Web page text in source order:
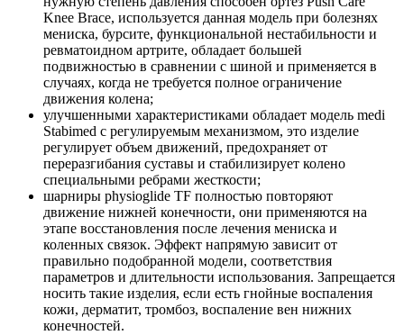
Knee Brace, используется данная модель при болезнях
мениска, бурсите, функциональной нестабильности и
ревматоидном артрите, обладает большей
подвижностью в сравнении с шиной и применяется в
случаях, когда не требуется полное ограничение
движения колена;
улучшенными характеристиками обладает модель medi
Stabimed c регулируемым механизмом, это изделие
регулирует объем движений, предохраняет от
переразгибания суставы и стабилизирует колено
специальными ребрами жесткости;
шарниры physioglide TF полностью повторяют
движение нижней конечности, они применяются на
этапе восстановления после лечения мениска и
коленных связок. Эффект напрямую зависит от
правильно подобранной модели, соответствия
параметров и длительности использования. Запрещается
носить такие изделия, если есть гнойные воспаления
кожи, дерматит, тромбоз, воспаление вен нижних
конечностей.